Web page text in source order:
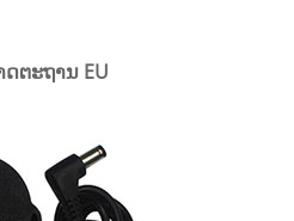
ຕະຖານ EU